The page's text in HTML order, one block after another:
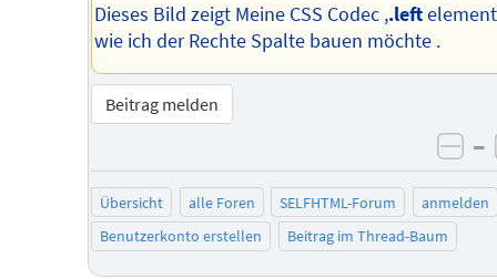
Dieses Bild zeigt Meine CSS Codec ,.left
wie ich der Rechte Spalte bauen möchte .
Beitrag melden
–
Übersicht alle Foren SELFHTML-Forum
anmelden
Benutzerkonto erstellen
Beitrag im Thread-Baum